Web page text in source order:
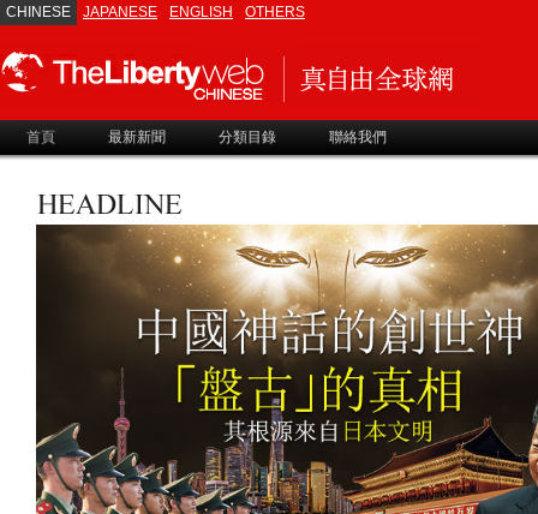
CHINESE JAPANESE ENGLISH OTHERS
首頁 最新新聞 分類目錄 聯絡我們